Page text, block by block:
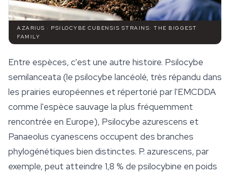
AZARIUS · PSILOCYBE CUBENSIS STRAINS: THE BIGGEST
FAMILY
Entre espèces, c'est une autre histoire. Psilocybe
semilanceata (le psilocybe lancéolé, très répandu dans
les prairies européennes et répertorié par l'EMCDDA
comme l'espèce sauvage la plus fréquemment
rencontrée en Europe), Psilocybe azurescens et
Panaeolus cyanescens occupent des branches
phylogénétiques bien distinctes. P. azurescens, par
exemple, peut atteindre 1,8 % de psilocybine en poids